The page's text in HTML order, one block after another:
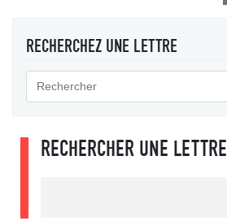
RECHERCHEZ UNE LETTRE
RECHERCHER UNE LETTRE